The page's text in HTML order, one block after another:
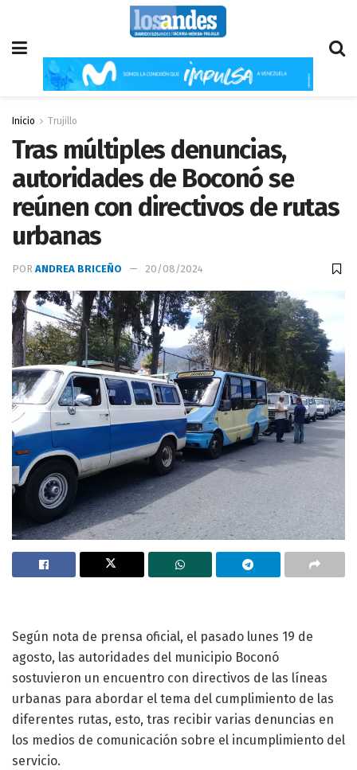
Inicio Trujillo
Tras múltiples denuncias,
autoridades de Boconó se
reúnen con directivos de rutas
urbanas
POR ANDREA BRICEÑO 20/08/2024
Según nota de prensa oficial, el pasado lunes 19 de
agosto, las autoridades del municipio Boconó
sostuvieron un encuentro con directivos de las líneas
urbanas para abordar el tema del cumplimiento de las
diferentes rutas, esto, tras recibir varias denuncias en
los medios de comunicación sobre el incumplimiento del
servicio.